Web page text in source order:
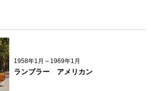
1958年1月～1969年1月
ランブラー アメリカン